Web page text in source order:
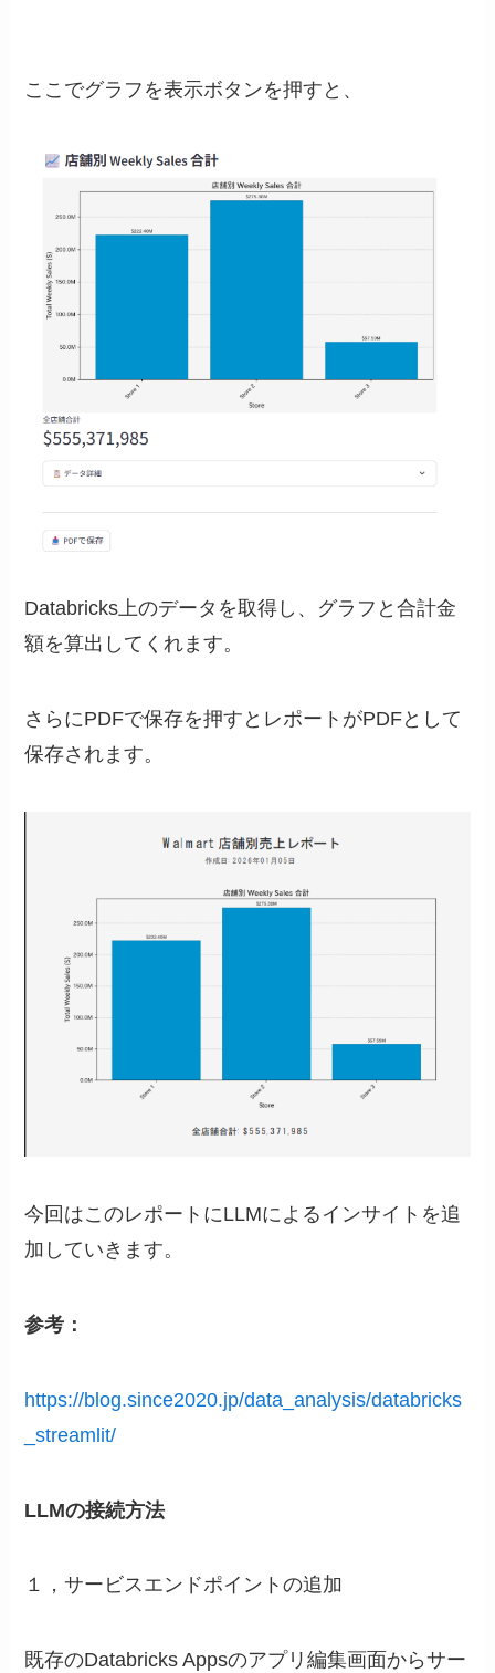
ここでグラフを表示ボタンを押すと、
Databricks上のデータを取得し、グラフと合計金
額を算出してくれます。
さらにPDFで保存を押すとレポートがPDFとして
保存されます。
今回はこのレポートにLLMによるインサイトを追
加していきます。
参考：
https://blog.since2020.jp/data_analysis/databricks
_streamlit/
LLMの接続方法
１，サービスエンドポイントの追加
既存のDatabricks Appsのアプリ編集画面からサー